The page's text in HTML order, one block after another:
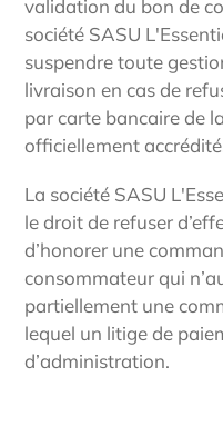
validation du bon de
société SASU
suspendre toute
livraison en cas de
par carte bancaire de
officiellement
La société SASU
le droit de refuser
d’honorer une
consommateur qui
partiellement une
lequel un litige de
d’administration.